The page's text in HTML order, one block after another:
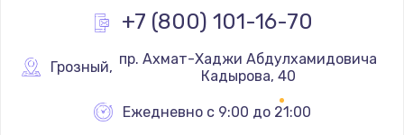
Замена реле
Заказать
Замена термопредохранителя
+7 (800) 101-16-70
Грозный,
Кадырова, 40
Ежедневно с 9:00 до 21:00